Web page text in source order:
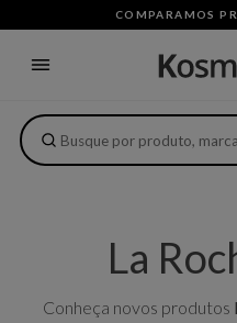
COMPARAMOS
La
Conheça novos produtos